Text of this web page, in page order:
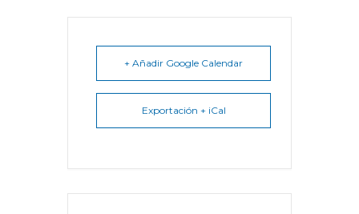
+ Añadir Google Calendar
Exportación + iCal